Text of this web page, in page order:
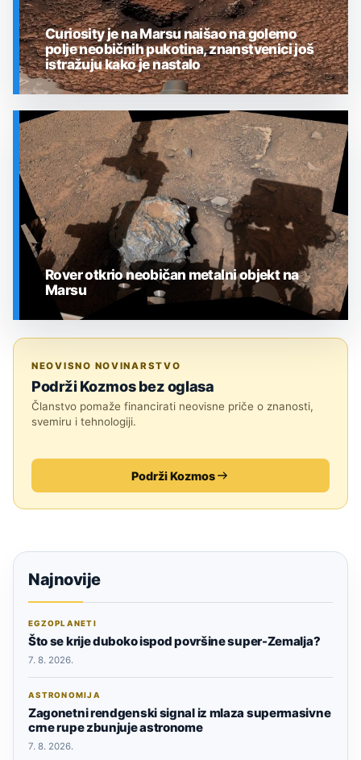
SVEMIR
Curiosity je na Marsu naišao na golemo
polje neobičnih pukotina, znanstvenici još
istražuju kako je nastalo
Rover otkrio neobičan metalni objekt na
Marsu
NEOVISNO NOVINARSTVO
Podrži Kozmos bez oglasa
Članstvo pomaže financirati neovisne priče o znanosti,
svemiru i tehnologiji.
Podrži Kozmos
Najnovije
EGZOPLANETI
Što se krije duboko ispod površine super-Zemalja?
7. 8. 2026.
ASTRONOMIJA
Zagonetni rendgenski signal iz mlaza supermasivne
crne rupe zbunjuje astronome
7. 8. 2026.